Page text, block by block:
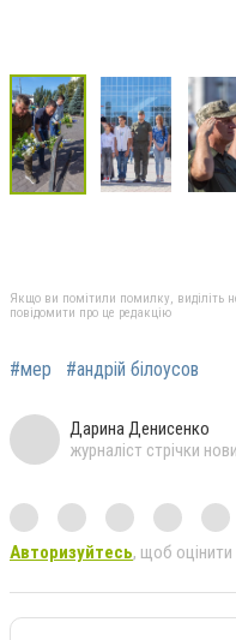
Якщо ви помітили помилку, виділіть
повідомити про це редакцію
#мер #андрій білоусов
Дарина Денисенко
журналіст стрічки
Авторизуйтесь, щоб оцінити